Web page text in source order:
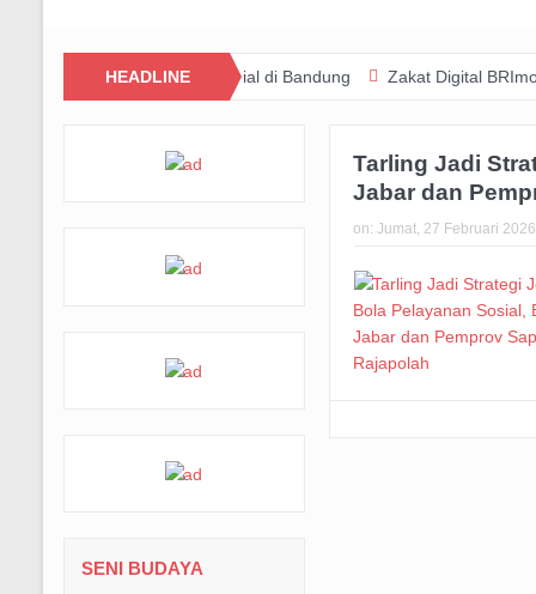
HEADLINE
Dukung Aksi Sosial di Bandung Zakat Digital BRImo
Tarling Jadi
Jabar dan
on:Jumat, 27 Februari 2026
SENI BUDAYA